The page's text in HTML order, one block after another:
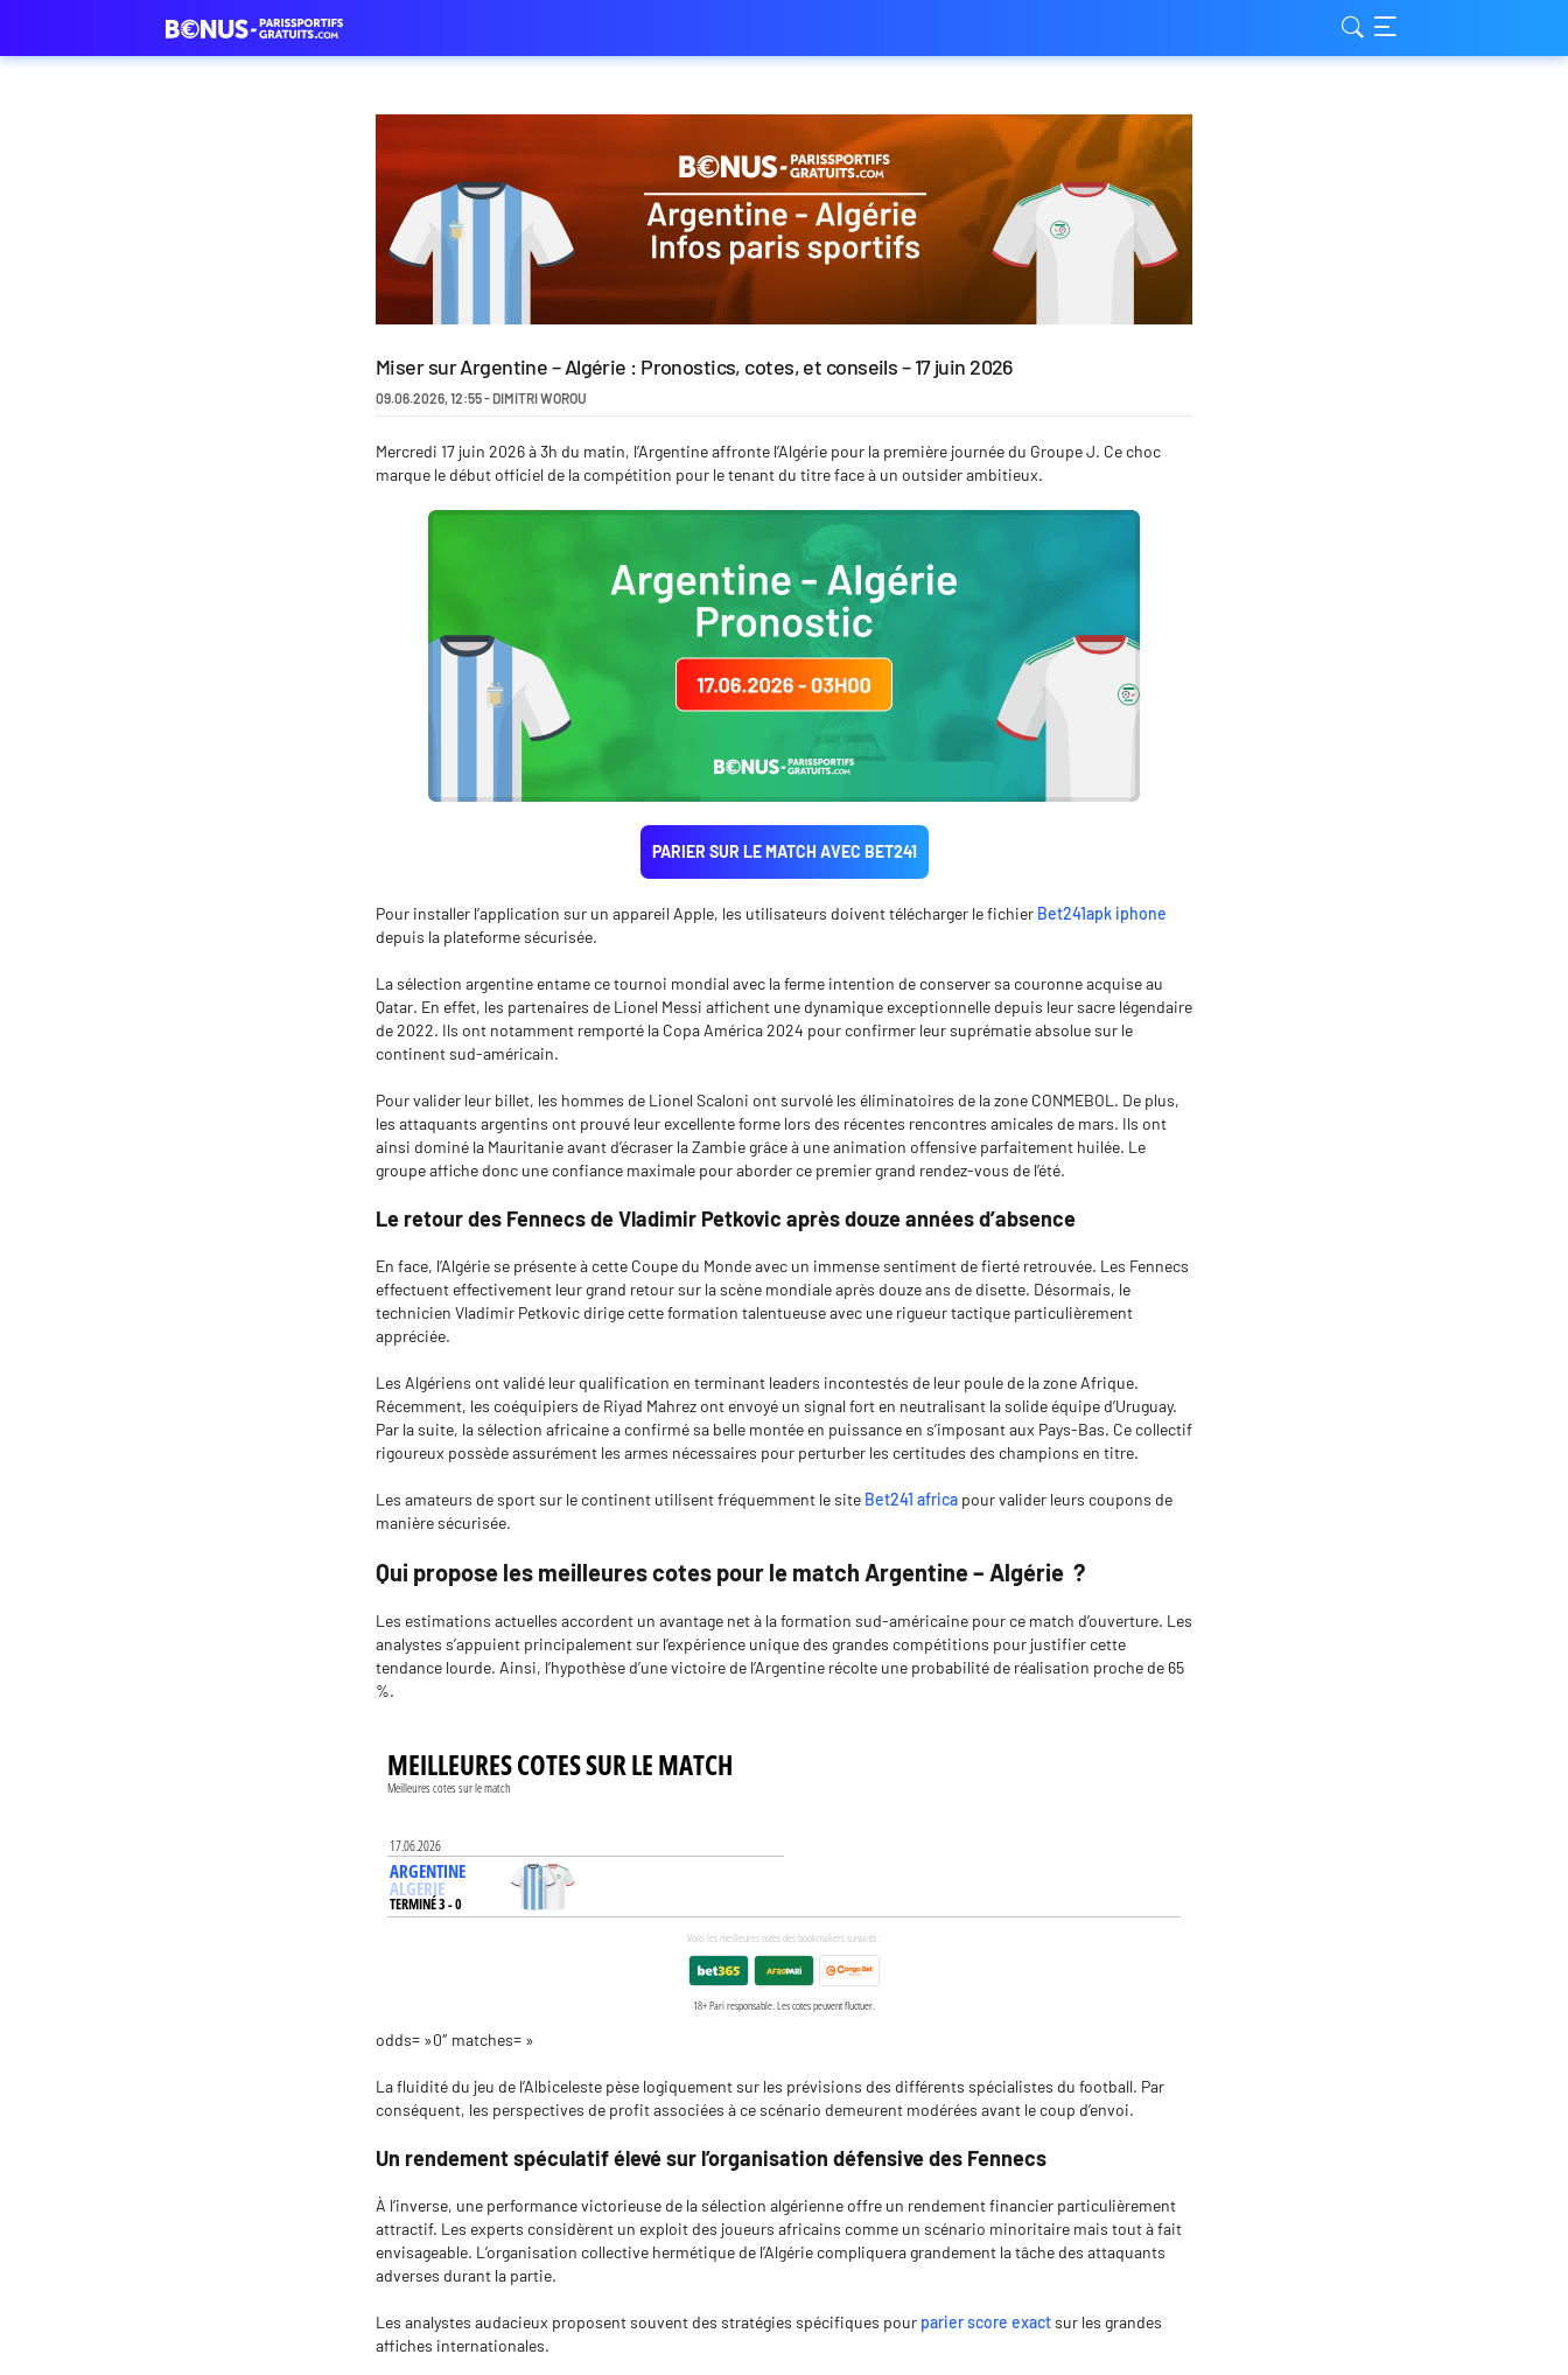
Miser sur Argentine – Algérie : Pronostics, cotes, et conseils – 17 juin 2026
09.06.2026,12:55- DIMITRI WOROU
Mercredi 17 juin 2026 à 3h du matin, l’Argentine affronte l’Algérie pour la première journée du Groupe J. Ce choc
marque le début officiel de la compétition pour le tenant du titre face à un outsider ambitieux.
PARIER SUR LE MATCH AVEC BET241
Pour installer l’application sur un appareil Apple, les utilisateurs doivent télécharger le fichier Bet241apk iphone
depuis la plateforme sécurisée.
La sélection argentine entame ce tournoi mondial avec la ferme intention de conserver sa couronne acquise au
Qatar. En effet, les partenaires de Lionel Messi affichent une dynamique exceptionnelle depuis leur sacre légendaire
de 2022. Ils ont notamment remporté la Copa América 2024 pour confirmer leur suprématie absolue sur le
continent sud-américain.
Pour valider leur billet, les hommes de Lionel Scaloni ont survolé les éliminatoires de la zone CONMEBOL. De plus,
les attaquants argentins ont prouvé leur excellente forme lors des récentes rencontres amicales de mars. Ils ont
ainsi dominé la Mauritanie avant d’écraser la Zambie grâce à une animation offensive parfaitement huilée. Le
groupe affiche donc une confiance maximale pour aborder ce premier grand rendez-vous de l’été.
Le retour des Fennecs de Vladimir Petkovic après douze années d’absence
En face, l’Algérie se présente à cette Coupe du Monde avec un immense sentiment de fierté retrouvée. Les Fennecs
effectuent effectivement leur grand retour sur la scène mondiale après douze ans de disette. Désormais, le
technicien Vladimir Petkovic dirige cette formation talentueuse avec une rigueur tactique particulièrement
appréciée.
Les Algériens ont validé leur qualification en terminant leaders incontestés de leur poule de la zone Afrique.
Récemment, les coéquipiers de Riyad Mahrez ont envoyé un signal fort en neutralisant la solide équipe d’Uruguay.
Par la suite, la sélection africaine a confirmé sa belle montée en puissance en s’imposant aux Pays-Bas. Ce collectif
rigoureux possède assurément les armes nécessaires pour perturber les certitudes des champions en titre.
Les amateurs de sport sur le continent utilisent fréquemment le site Bet241 africa pour valider leurs coupons de
manière sécurisée.
Qui propose les meilleures cotes pour le match Argentine – Algérie ?
Les estimations actuelles accordent un avantage net à la formation sud-américaine pour ce match d’ouverture. Les
analystes s’appuient principalement sur l’expérience unique des grandes compétitions pour justifier cette
tendance lourde. Ainsi, l’hypothèse d’une victoire de l’Argentine récolte une probabilité de réalisation proche de 65
%.
odds= »0″ matches= »
La fluidité du jeu de l’Albiceleste pèse logiquement sur les prévisions des différents spécialistes du football. Par
conséquent, les perspectives de profit associées à ce scénario demeurent modérées avant le coup d’envoi.
Un rendement spéculatif élevé sur l’organisation défensive des Fennecs
À l’inverse, une performance victorieuse de la sélection algérienne offre un rendement financier particulièrement
attractif. Les experts considèrent un exploit des joueurs africains comme un scénario minoritaire mais tout à fait
envisageable. L’organisation collective hermétique de l’Algérie compliquera grandement la tâche des attaquants
adverses durant la partie.
Les analystes audacieux proposent souvent des stratégies spécifiques pour parier score exactsur les grandes
affiches internationales.